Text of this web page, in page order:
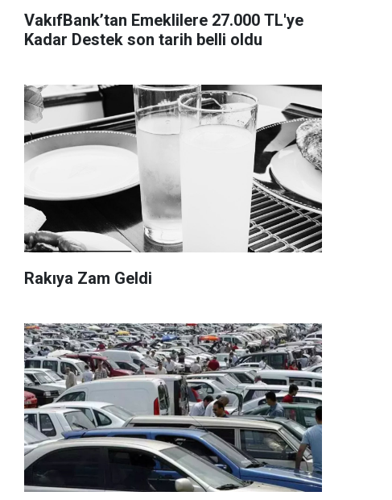
VakıfBank’tan Emeklilere 27.000 TL'ye
Kadar Destek son tarih belli oldu
Rakıya Zam Geldi